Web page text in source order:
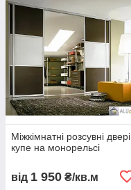
Міжкімнатні розсувні двері
купе на монорельсі
від 1 950 ₴/кв.м